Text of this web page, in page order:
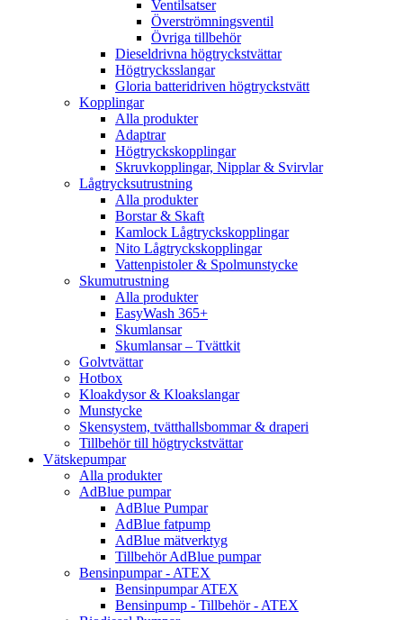
Ventilsatser
Överströmningsventil
Övriga tillbehör
Dieseldrivna högtryckstvättar
Högtrycksslangar
Gloria batteridriven högtryckstvätt
Kopplingar
Alla produkter
Adaptrar
Högtryckskopplingar
Skruvkopplingar, Nipplar & Svirvlar
Lågtrycksutrustning
Alla produkter
Borstar & Skaft
Kamlock Lågtryckskopplingar
Nito Lågtryckskopplingar
Vattenpistoler & Spolmunstycke
Skumutrustning
Alla produkter
EasyWash 365+
Skumlansar
Skumlansar – Tvättkit
Golvtvättar
Hotbox
Kloakdysor & Kloakslangar
Munstycke
Skensystem, tvätthallsbommar & draperi
Tillbehör till högtryckstvättar
Vätskepumpar
Alla produkter
AdBlue pumpar
AdBlue Pumpar
AdBlue fatpump
AdBlue mätverktyg
Tillbehör AdBlue pumpar
Bensinpumpar - ATEX
Bensinpumpar ATEX
Bensinpump - Tillbehör - ATEX